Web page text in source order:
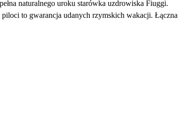
naturalnego uroku starówka uzdrowiska Fiuggi.
to gwarancja udanych rzymskich wakacji. Łączna